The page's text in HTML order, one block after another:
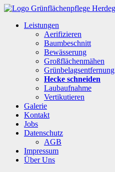
Leistungen
Aerifizieren
Baumbeschnitt
Bewässerung
Großflächenmähen
Grünbelagsentfernung
Hecke schneiden
Laubaufnahme
Vertikutieren
Galerie
Kontakt
Jobs
Datenschutz
AGB
Impressum
Über Uns